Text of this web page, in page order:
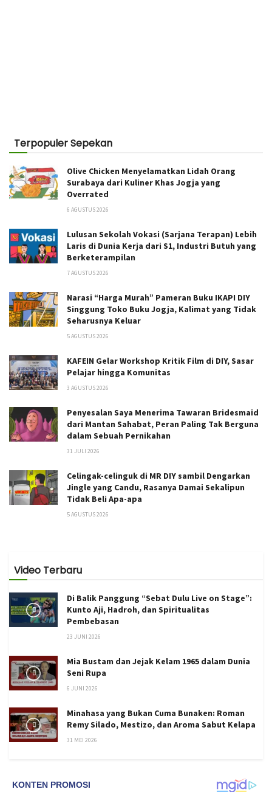
Terpopuler Sepekan
Olive Chicken Menyelamatkan Lidah Orang
Surabaya dari Kuliner Khas Jogja yang
Overrated
6 AGUSTUS 2026
Lulusan Sekolah Vokasi (Sarjana Terapan) Lebih
Laris di Dunia Kerja dari S1, Industri Butuh yang
Berketerampilan
7 AGUSTUS 2026
Narasi “Harga Murah” Pameran Buku IKAPI DIY
Singgung Toko Buku Jogja, Kalimat yang Tidak
Seharusnya Keluar
5 AGUSTUS 2026
KAFEIN Gelar Workshop Kritik Film di DIY, Sasar
Pelajar hingga Komunitas
3 AGUSTUS 2026
Penyesalan Saya Menerima Tawaran Bridesmaid
dari Mantan Sahabat, Peran Paling Tak Berguna
dalam Sebuah Pernikahan
31 JULI 2026
Celingak-celinguk di MR DIY sambil Dengarkan
Jingle yang Candu, Rasanya Damai Sekalipun
Tidak Beli Apa-apa
5 AGUSTUS 2026
Video Terbaru
Di Balik Panggung “Sebat Dulu Live on Stage”:
Kunto Aji, Hadroh, dan Spiritualitas
Pembebasan
23 JUNI 2026
Mia Bustam dan Jejak Kelam 1965 dalam Dunia
Seni Rupa
6 JUNI 2026
Minahasa yang Bukan Cuma Bunaken: Roman
Remy Silado, Mestizo, dan Aroma Sabut Kelapa
31 MEI 2026